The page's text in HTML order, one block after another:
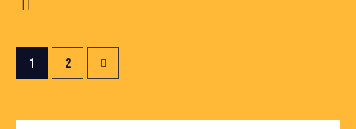
POSTS
PAGINATION
Page
1 Page
2